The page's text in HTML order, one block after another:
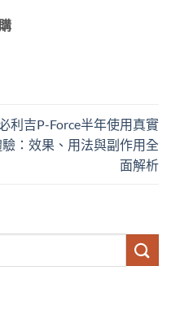
利吉P-Force半年使用真實
驗：效果、用法與副作用全
面解析